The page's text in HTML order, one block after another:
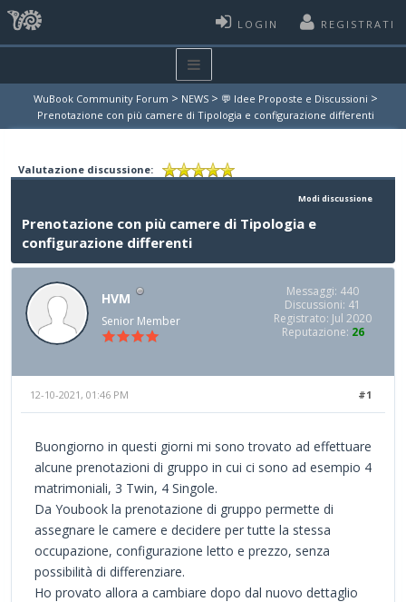
LOGIN REGISTRATI
WuBook Community Forum > NEWS > 💬 Idee Proposte e Discussioni >
Prenotazione con più camere di Tipologia e configurazione differenti
Valutazione discussione:
Modi discussione
Prenotazione con più camere di Tipologia e
configurazione differenti
HVM
Senior Member
Messaggi: 440
Discussioni: 41
Registrato: Jul 2020
Reputazione: 26
#1
12-10-2021, 01:46 PM
Buongiorno in questi giorni mi sono trovato ad effettuare
alcune prenotazioni di gruppo in cui ci sono ad esempio 4
matrimoniali, 3 Twin, 4 Singole.
Da Youbook la prenotazione di gruppo permette di
assegnare le camere e decidere per tutte la stessa
occupazione, configurazione letto e prezzo, senza
possibilità di differenziare.
Ho provato allora a cambiare dopo dal nuovo dettaglio